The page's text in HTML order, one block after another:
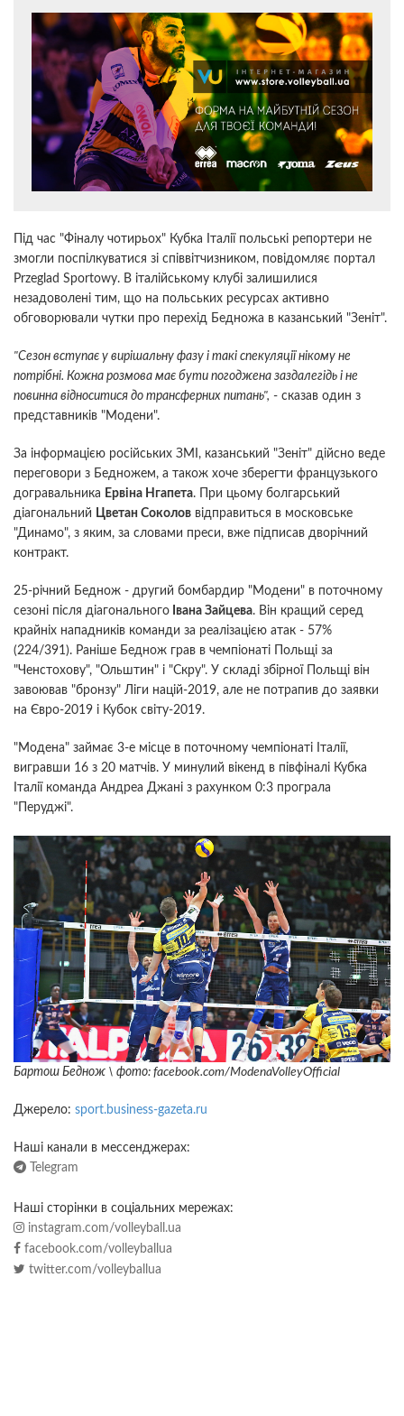
Під час "Фіналу чотирьох" Кубка Італії польські репортери не
змогли поспілкуватися зі співвітчизником, повідомляє портал
Przeglad Sportowy. В італійському клубі залишилися
незадоволені тим, що на польських ресурсах активно
обговорювали чутки про перехід Бедножа в казанський "Зеніт".
"Сезон вступає у вирішальну фазу і такі спекуляції нікому не
потрібні. Кожна розмова має бути погоджена заздалегідь і не
повинна відноситися до трансферних питань", - сказав один з
представників "Модени".
За інформацією російських ЗМІ, казанський "Зеніт" дійсно веде
переговори з Бедножем, а також хоче зберегти французького
догравальника Ервіна Нгапета. При цьому болгарський
діагональний Цветан Соколов відправиться в московське
"Динамо", з яким, за словами преси, вже підписав дворічний
контракт.
25-річний Беднож - другий бомбардир "Модени" в поточному
сезоні після діагонального Івана Зайцева. Він кращий серед
крайніх нападників команди за реалізацією атак - 57%
(224/391). Раніше Беднож грав в чемпіонаті Польщі за
"Ченстохову", "Ольштин" і "Скру". У складі збірної Польщі він
завоював "бронзу" Ліги націй-2019, але не потрапив до заявки
на Євро-2019 і Кубок світу-2019.
"Модена" займає 3-е місце в поточному чемпіонаті Італії,
вигравши 16 з 20 матчів. У минулий вікенд в півфіналі Кубка
Італії команда Андреа Джані з рахунком 0:3 програла
"Перуджі".
Бартош Беднож \ фото: facebook.com/ModenaVolleyOfficial
Джерело: sport.business-gazeta.ru
Наші канали в мессенджерах:
Telegram
Наші сторінки в соціальних мережах:
instagram.com/volleyball.ua
facebook.com/volleyballua
twitter.com/volleyballua